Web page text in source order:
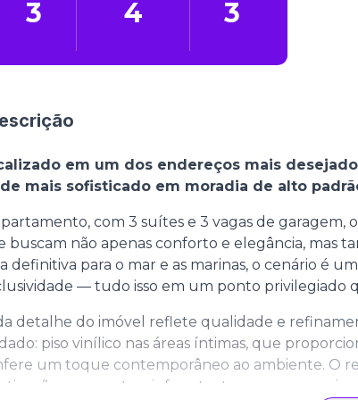
3 4 3
em um dos endereços mais
mais sofisticado em moradia de alto
com 3 suítes e 3 vagas de garagem,
buscam não apenas conforto e elegância, mas
definitiva para o mar e as marinas, o cenário é
— tudo isso em um ponto privilegiado
detalhe do imóvel reflete qualidade e
piso vinílico nas áreas íntimas, que
um toque contemporâneo ao ambiente. O
enquanto a infraestrutura com